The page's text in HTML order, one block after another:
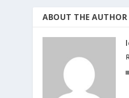
ABOUT THE AUTHOR